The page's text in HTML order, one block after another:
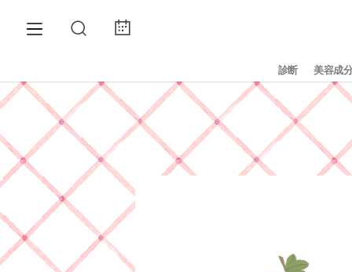
診断 美容成